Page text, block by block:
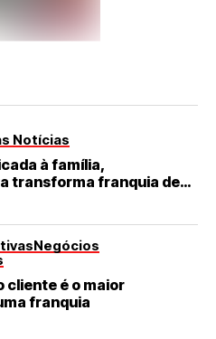
Notícias
à família,
transforma franquia de
de destaque no RN
Negócios
cliente é o maior
franquia